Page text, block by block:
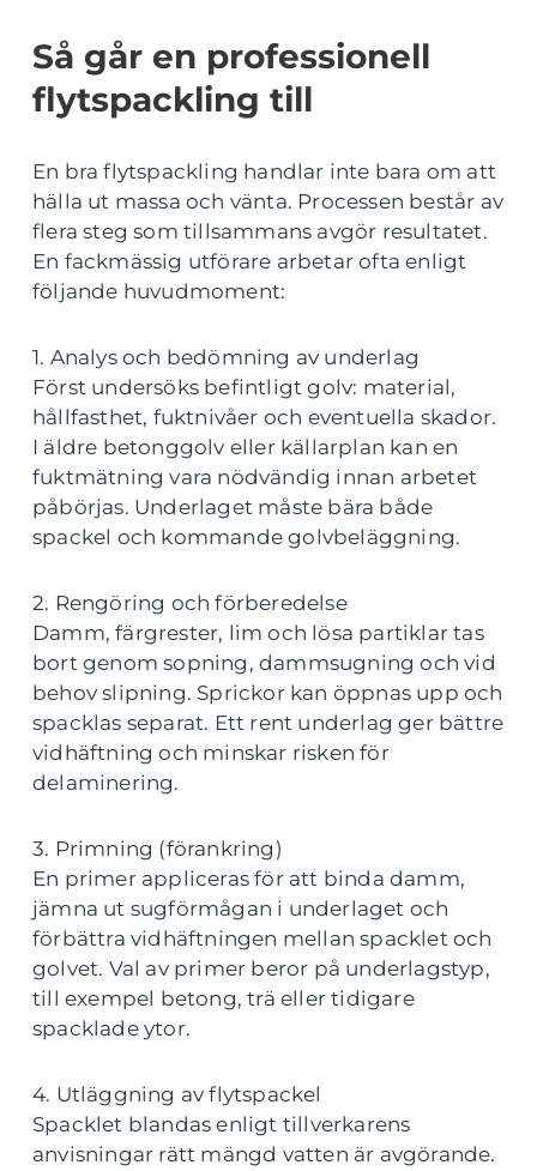
Så går en professionell
flytspackling till
En bra flytspackling handlar inte bara om att
hälla ut massa och vänta. Processen består av
flera steg som tillsammans avgör resultatet.
En fackmässig utförare arbetar ofta enligt
följande huvudmoment:
1. Analys och bedömning av underlag
Först undersöks befintligt golv: material,
hållfasthet, fuktnivåer och eventuella skador.
I äldre betonggolv eller källarplan kan en
fuktmätning vara nödvändig innan arbetet
påbörjas. Underlaget måste bära både
spackel och kommande golvbeläggning.
2. Rengöring och förberedelse
Damm, färgrester, lim och lösa partiklar tas
bort genom sopning, dammsugning och vid
behov slipning. Sprickor kan öppnas upp och
spacklas separat. Ett rent underlag ger bättre
vidhäftning och minskar risken för
delaminering.
3. Primning (förankring)
En primer appliceras för att binda damm,
jämna ut sugförmågan i underlaget och
förbättra vidhäftningen mellan spacklet och
golvet. Val av primer beror på underlagstyp,
till exempel betong, trä eller tidigare
spacklade ytor.
4. Utläggning av flytspackel
Spacklet blandas enligt tillverkarens
anvisningar rätt mängd vatten är avgörande.